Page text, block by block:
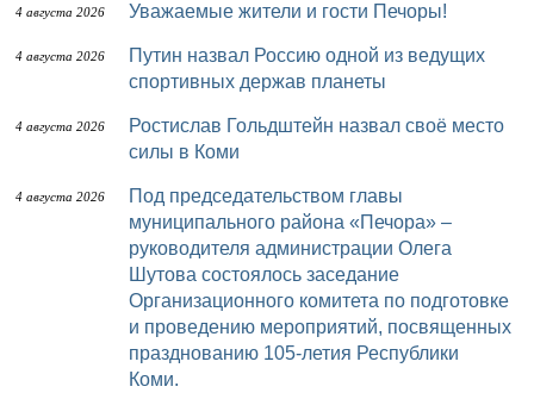
4 августа 2026 Уважаемые жители и гости Печоры!
4 августа 2026
Путин назвал Россию одной из ведущих
спортивных держав планеты
4 августа 2026
Ростислав Гольдштейн назвал своё место
силы в Коми
4 августа 2026
Под председательством главы
муниципального района «Печора» –
руководителя администрации Олега
Шутова состоялось заседание
Организационного комитета по подготовке
и проведению мероприятий, посвященных
празднованию 105-летия Республики
Коми.